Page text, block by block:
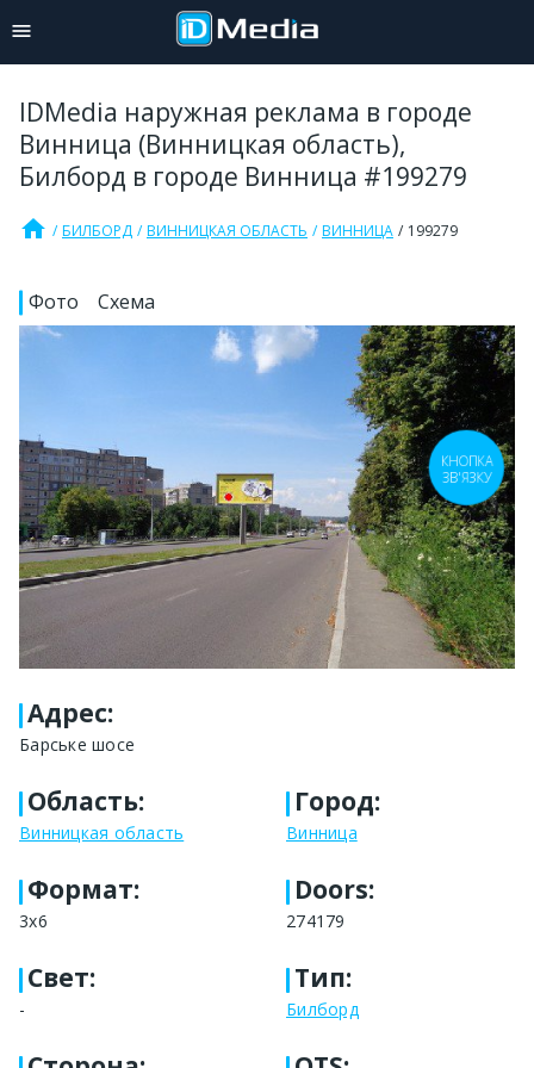
IDMedia наружная реклама в городе
Винница (Винницкая область),
Билборд в городе Винница #199279
home БИЛБОРД ВИННИЦКАЯ ОБЛАСТЬ ВИННИЦА 199279
Фото Схема
Адрес:
Барське шосе
Область:
Винницкая область
Город:
Винница
Формат:
3x6
Doors:
274179
Свет:
-
Тип:
Билборд
КНОПКА
ЗВ'ЯЗКУ